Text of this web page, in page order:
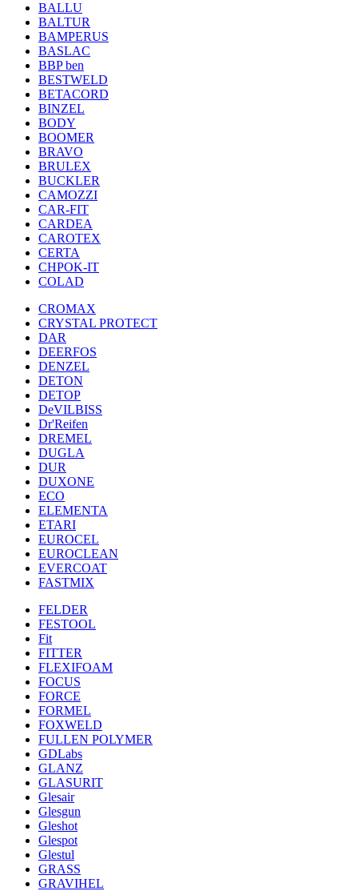
BALLU
BALTUR
BAMPERUS
BASLAC
BBP ben
BESTWELD
BETACORD
BINZEL
BODY
BOOMER
BRAVO
BRULEX
BUCKLER
CAMOZZI
CAR-FIT
CARDEA
CAROTEX
CERTA
CHPOK-IT
COLAD
CROMAX
CRYSTAL PROTECT
DAR
DEERFOS
DENZEL
DETON
DETOP
DeVILBISS
Dr'Reifen
DREMEL
DUGLA
DUR
DUXONE
ECO
ELEMENTA
ETARI
EUROCEL
EUROCLEAN
EVERCOAT
FASTMIX
FELDER
FESTOOL
Fit
FITTER
FLEXIFOAM
FOCUS
FORCE
FORMEL
FOXWELD
FULLEN POLYMER
GDLabs
GLANZ
GLASURIT
Glesair
Glesgun
Gleshot
Glespot
Glestul
GRASS
GRAVIHEL